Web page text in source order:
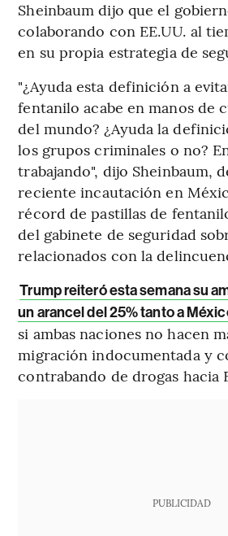
Sheinbaum dijo que el
colaborando con EE.UU. al
en su propia estrategia de
"¿Ayuda esta definición a
fentanilo acabe en manos de
del mundo? ¿Ayuda la
los grupos criminales o no?
trabajando", dijo Sheinbaum,
reciente incautación en
récord de pastillas de
del gabinete de seguridad
relacionados con la
Trump reiteró esta semana su
un arancel del 25% tanto a
si ambas naciones no hacen
migración indocumentada y
contrabando de drogas hacia
PUBLICIDAD